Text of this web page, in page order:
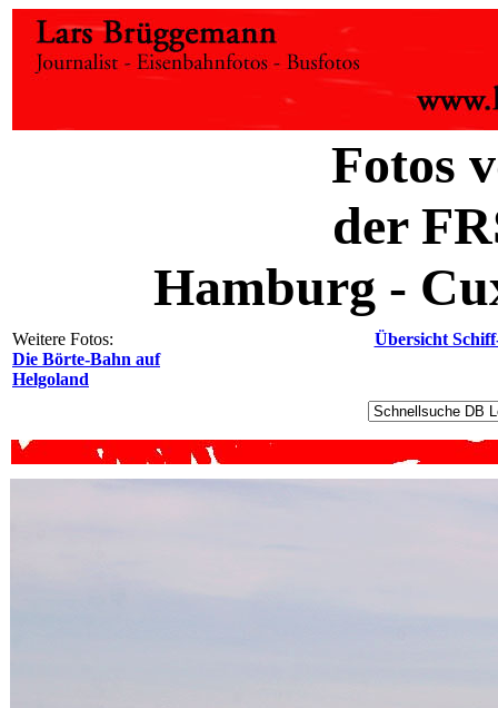
Fotos
der
Hamburg -
Weitere Fotos:
Die Börte-Bahn auf
Helgoland
Übersicht